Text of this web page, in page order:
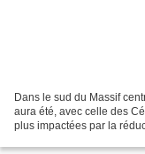
Dans le sud du Massif
aura été, avec celle des
plus impactées par la